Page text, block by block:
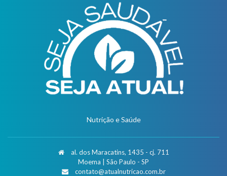
Nutrição e Saúde
al. dos Maracatins, 1435 - cj. 711
Moema | São Paulo - SP
contato@atualnutricao.com.br